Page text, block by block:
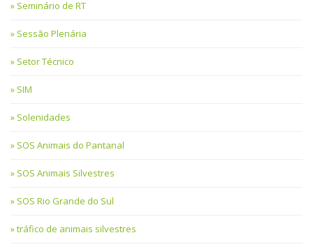
Seminário de RT
Sessão Plenária
Setor Técnico
SIM
Solenidades
SOS Animais do Pantanal
SOS Animais Silvestres
SOS Rio Grande do Sul
tráfico de animais silvestres